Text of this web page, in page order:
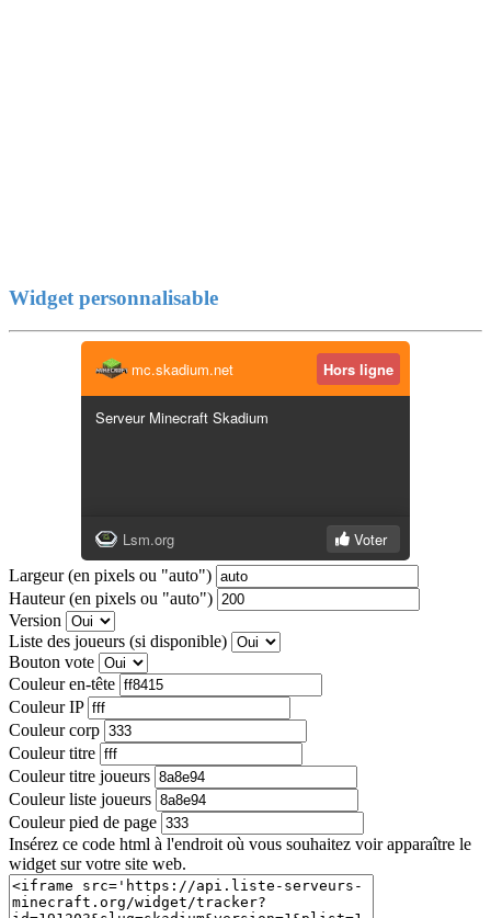
Widget personnalisable
Largeur (en pixels ou "auto")
Hauteur (en pixels ou "auto")
Version
Liste des joueurs (si disponible)
Bouton vote
Couleur en-tête
Couleur IP
Couleur corp
Couleur titre
Couleur titre joueurs
Couleur liste joueurs
Couleur pied de page
Insérez ce code html à l'endroit où vous souhaitez voir apparaître le
widget sur votre site web.